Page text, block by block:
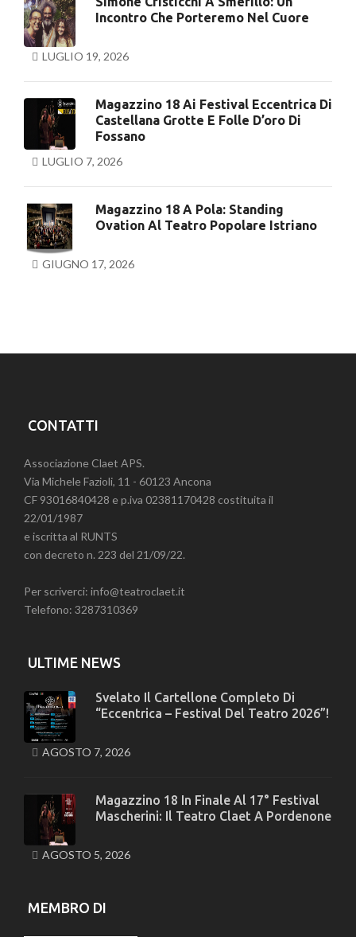
Incontro Che Porteremo Nel Cuore
LUGLIO 19, 2026
Magazzino 18 Ai Festival Eccentrica Di
Castellana Grotte E Folle D’oro Di
Fossano
LUGLIO 7, 2026
Magazzino 18 A Pola: Standing
Ovation Al Teatro Popolare Istriano
GIUGNO 17, 2026
CONTATTI
Associazione Claet APS.
Via Michele Fazioli, 11 - 60123 Ancona
CF 93016840428 e p.iva 02381170428 costituita il
22/01/1987
e iscritta al RUNTS
con decreto n. 223 del 21/09/22.
Per scriverci: info@teatroclaet.it
Telefono: 3287310369
ULTIME NEWS
Svelato Il Cartellone Completo Di
“Eccentrica – Festival Del Teatro 2026”!
AGOSTO 7, 2026
Magazzino 18 In Finale Al 17° Festival
Mascherini: Il Teatro Claet A Pordenone
AGOSTO 5, 2026
MEMBRO DI